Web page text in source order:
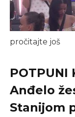
pročitajte još
POTPUNI
Anđelo
Stanijom